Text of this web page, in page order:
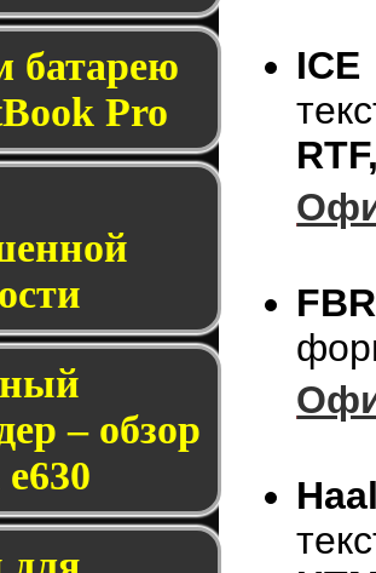
батарею
Pro
– обзор